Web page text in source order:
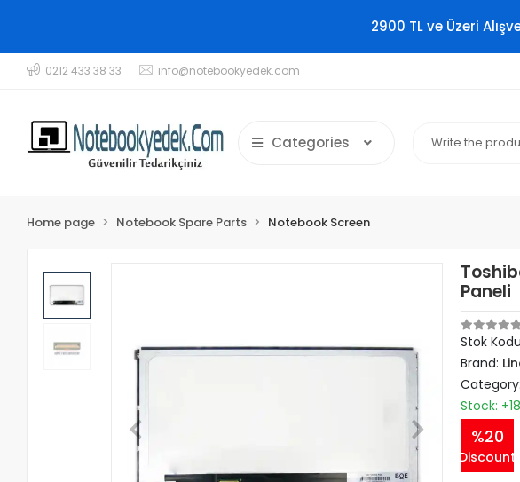
2900 TL ve Üzeri
0212 433 38 33 info@notebookyedek.com
Categories
Home page Notebook Spare Parts Notebook Screen
Paneli
Stok
Brand:
Category:
Stock: +18
%20
Discount